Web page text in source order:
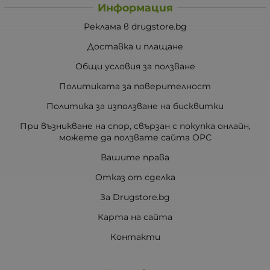
Информация
Реклама в drugstore.bg
Доставка и плащане
Общи условия за ползване
Политиката за поверителност
Политика за използване на бисквитки
При възникване на спор, свързан с покупка онлайн,
можете да ползвате сайта ОРС
Вашите права
Отказ от сделка
За Drugstore.bg
Карта на сайта
Контакти